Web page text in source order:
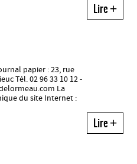
Lire+
papier : 23, rue
Tél. 02 96 33 10 12 -
La
du site Internet :
Lire+